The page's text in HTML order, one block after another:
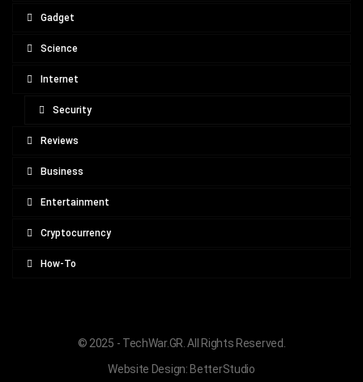
Gadget
Science
Internet
Security
Reviews
Business
Entertainment
Cryptocurrency
How-To
© 2025 - TechWar.GR. All Rights Reserved.
Website Design: BetterStudio